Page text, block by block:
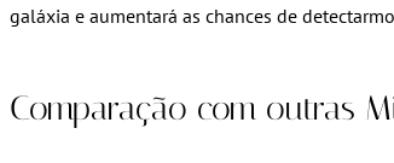
galáxia e aumentará as chances de
Comparação com outras